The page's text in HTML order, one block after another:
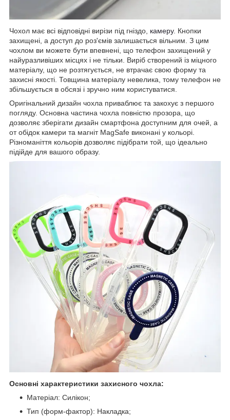
Чохол має всі відповідні вирізи під гніздо, камеру. Кнопки
захищені, а доступ до роз'ємів залишається вільним. З цим
чохлом ви можете бути впевнені, що телефон захищений у
найуразливіших місцях і не тільки. Виріб створений із міцного
матеріалу, що не розтягується, не втрачає свою форму та
захисні якості. Товщина матеріалу невелика, тому телефон не
збільшується в обсязі і зручно ним користуватися.
Оригінальний дизайн чохла приваблює та закохує з першого
погляду. Основна частина чохла повністю прозора, що
дозволяє зберігати дизайн смартфона доступним для очей, а
от обідок камери та магніт MagSafe виконані у кольорі.
Різноманіття кольорів дозволяє підібрати той, що ідеально
підійде для вашого образу.
Основні характеристики захисного чохла:
Матеріал: Силікон;
Тип (форм-фактор): Накладка;